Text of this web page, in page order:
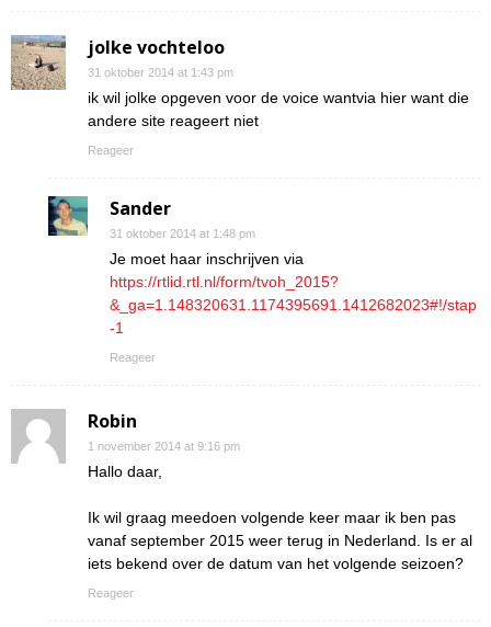
jolke vochteloo
31 oktober 2014 at 1:43 pm
ik wil jolke opgeven voor de voice wantvia hier want die
andere site reageert niet
Reageer
Sander
31 oktober 2014 at 1:48 pm
Je moet haar inschrijven via
https://rtlid.rtl.nl/form/tvoh_2015?
&_ga=1.148320631.1174395691.1412682023#!/stap
-1
Reageer
Robin
1 november 2014 at 9:16 pm
Hallo daar,
Ik wil graag meedoen volgende keer maar ik ben pas
vanaf september 2015 weer terug in Nederland. Is er al
iets bekend over de datum van het volgende seizoen?
Reageer